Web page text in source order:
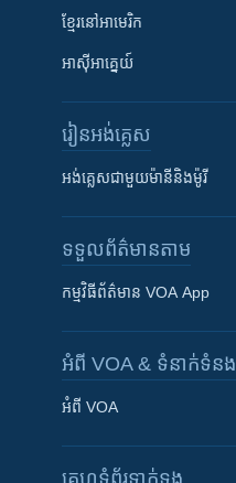
ខ្មែរ​នៅអាមេរិក
អាស៊ីអាគ្នេយ៍
រៀន​​អង់គ្លេស
អង់គ្លេស​ជាមួយ​ម៉ានី​និង​ម៉ូរី
ទទួល​ព័ត៌មាន​តាម
កម្មវិធី​ព័ត៌មាន VOA App
អំពី​ VOA & ទំនាក់ទំនង
អំពី​ VOA